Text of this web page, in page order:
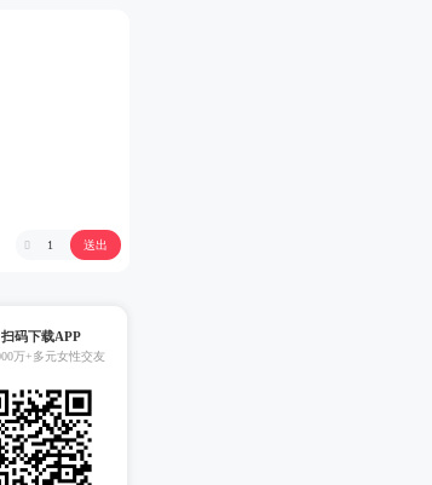
 1 送出
扫码下载APP
万+多元女性交友